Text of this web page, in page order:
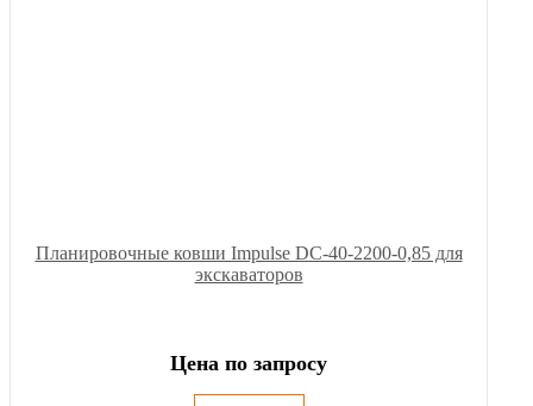
Планировочные ковши Impulse DC-40-2200-0,85 для
экскаваторов
Цена по запросу